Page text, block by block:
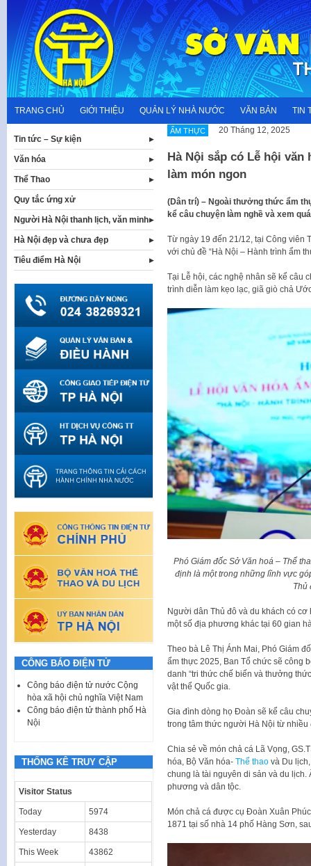
content
TRANG CHỦ GIỚI THIỆU QUẢN LÝ NHÀ NƯỚC VĂN BẢN TIN
ẨM THỰC 20 Tháng 12, 2025
Hà Nội sắp có Lễ hội văn
làm món ngon
(Dân trí) – Ngoài thưởng thức ẩm
kể câu chuyện làm nghề và xem
Từ ngày 19 đến 21/12, tại Công viên
với chủ đề “Hà Nội – Hành trình ẩm
Tại Lễ hội, các nghệ nhân sẽ kể câu
trình diễn làm kẹo lạc, giã giò chả
Phó Giám đốc Sở Văn hoá – Thể
định là một trong những lĩnh vực
Thủ
Người dân Thủ đô và du khách có
một số địa phương khác tại 60 gian
Theo bà Lê Thị Ánh Mai, Phó Giám
ẩm thực 2025, Ban Tổ chức sẽ công
danh “tri thức chế biến và thưởng
vật thể Quốc gia.
Gia đình dòng họ Đoàn sẽ kể câu
trong tâm thức người Hà Nội từ
Chia sẻ về món chả cá Lã Vọng,
hóa, Bộ Văn hóa- Thể thaovà Du lịch,
chung là tài nguyên di sản và du
phương và dân tộc.
Món chả cá được cụ Đoàn Xuân
1871 tại số nhà 14 phố Hàng Sơn,
Tin tức – Sự kiện
Văn hóa
Thể Thao
Quy tắc ứng xử
Người Hà Nội thanh lịch, văn minh
Hà Nội đẹp và chưa đẹp
Tiêu điểm Hà Nội
CÔNG BÁO ĐIỆN TỬ
Công báo điện tử nước Cộng
hòa xã hội chủ nghĩa Việt Nam
Công báo điện tử thành phố Hà
Nội
THỐNG KÊ TRUY CẬP
Visitor Status
Today 5974
Yesterday 8438
This Week 43862